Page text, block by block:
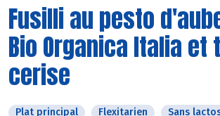
Fusilli au pesto
Bio Organica Italia et
cerise
Plat principal Flexitarien
Sans